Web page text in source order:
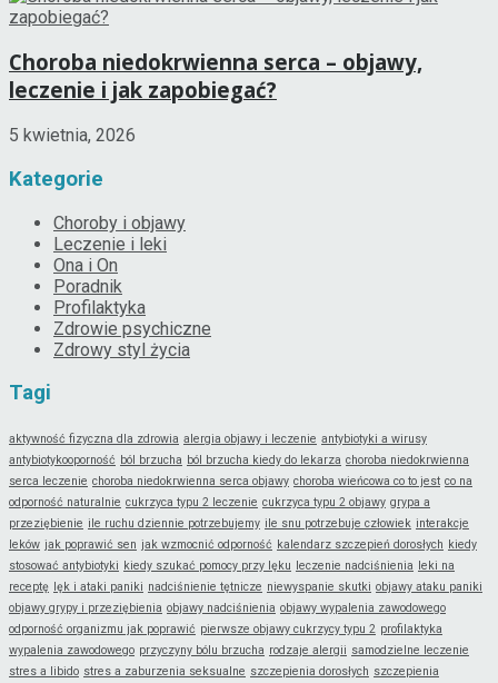
Choroba niedokrwienna serca – objawy,
leczenie i jak zapobiegać?
5 kwietnia, 2026
Kategorie
Choroby i objawy
Leczenie i leki
Ona i On
Poradnik
Profilaktyka
Zdrowie psychiczne
Zdrowy styl życia
Tagi
aktywność fizyczna dla zdrowia alergia objawy i leczenie antybiotyki a wirusy
antybiotykooporność ból brzucha ból brzucha kiedy do lekarza choroba niedokrwienna
serca leczenie choroba niedokrwienna serca objawy choroba wieńcowa co to jest co na
odporność naturalnie cukrzyca typu 2 leczenie cukrzyca typu 2 objawy grypa a
przeziębienie ile ruchu dziennie potrzebujemy ile snu potrzebuje człowiek interakcje
leków jak poprawić sen jak wzmocnić odporność kalendarz szczepień dorosłych kiedy
stosować antybiotyki kiedy szukać pomocy przy lęku leczenie nadciśnienia leki na
receptę lęk i ataki paniki nadciśnienie tętnicze niewyspanie skutki objawy ataku paniki
objawy grypy i przeziębienia objawy nadciśnienia objawy wypalenia zawodowego
odporność organizmu jak poprawić pierwsze objawy cukrzycy typu 2 profilaktyka
wypalenia zawodowego przyczyny bólu brzucha rodzaje alergii samodzielne leczenie
stres a libido stres a zaburzenia seksualne szczepienia dorosłych szczepienia